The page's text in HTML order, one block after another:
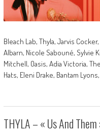
Bleach Lab, Thyla, Jarvis
Albarn, Nicole Sabouné, Sylvie
Mitchell, Oasis, Adia Victoria,
Hats, Eleni Drake, Bantam
THYLA – « Us And